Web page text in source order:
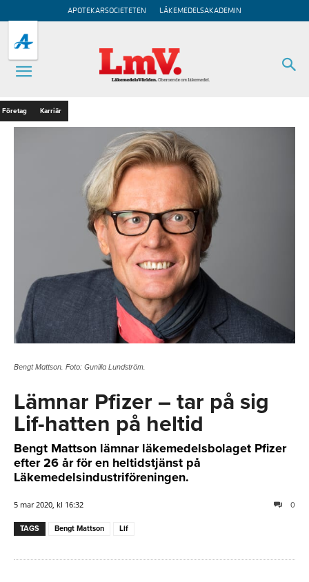
APOTEKARSOCIETETEN LÄKEMEDELSAKADEMIN
Företag Karriär
Bengt Mattson. Foto: Gunilla Lundström.
Lämnar Pfizer – tar på sig
Lif-hatten på heltid
Bengt Mattson lämnar läkemedelsbolaget Pfizer
efter 26 år för en heltidstjänst på
Läkemedelsindustriföreningen.
5 mar 2020, kl 16:32 0
TAGS Bengt Mattson Lif